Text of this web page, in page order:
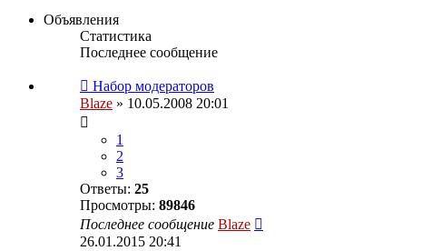
Объявления
Статистика
Последнее сообщение
Набор модераторов
Blaze » 10.05.2008 20:01
1
2
3
Ответы: 25
Просмотры: 89846
Последнее сообщение Blaze
26.01.2015 20:41